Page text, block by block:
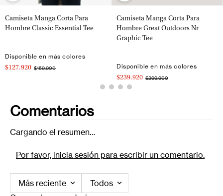
Camiseta Manga Corta Para
Hombre Classic Essential Tee
Disponible en más colores
$127.920 $159.900
Camiseta Manga Corta Para
Hombre Great Outdoors Nr
Graphic Tee
Disponible en más colores
$239.920 $299.900
Comentarios
Cargando el resumen…
Por favor, inicia sesión para escribir un comentario.
Más reciente
Todos